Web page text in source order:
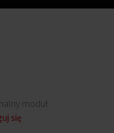
moduł
się